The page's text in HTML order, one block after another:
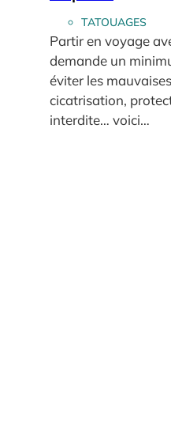
TATOUAGES
Partir en voyage
demande un
éviter les
cicatrisation,
interdite… voici…